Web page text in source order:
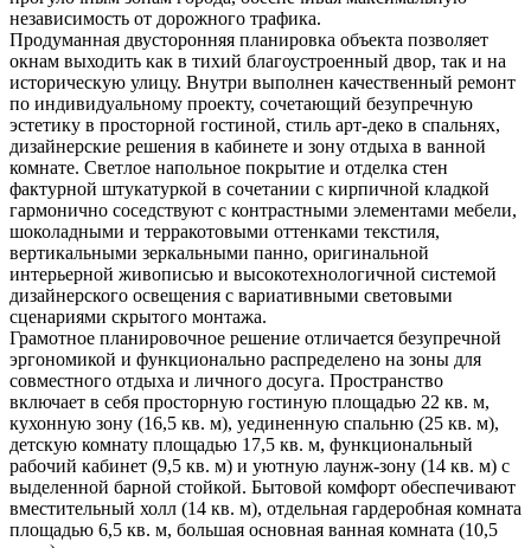
независимость от дорожного трафика.
Продуманная двусторонняя планировка объекта позволяет
окнам выходить как в тихий благоустроенный двор, так и на
историческую улицу. Внутри выполнен качественный ремонт
по индивидуальному проекту, сочетающий безупречную
эстетику в просторной гостиной, стиль арт-деко в спальнях,
дизайнерские решения в кабинете и зону отдыха в ванной
комнате. Светлое напольное покрытие и отделка стен
фактурной штукатуркой в сочетании с кирпичной кладкой
гармонично соседствуют с контрастными элементами мебели,
шоколадными и терракотовыми оттенками текстиля,
вертикальными зеркальными панно, оригинальной
интерьерной живописью и высокотехнологичной системой
дизайнерского освещения с вариативными световыми
сценариями скрытого монтажа.
Грамотное планировочное решение отличается безупречной
эргономикой и функционально распределено на зоны для
совместного отдыха и личного досуга. Пространство
включает в себя просторную гостиную площадью 22 кв. м,
кухонную зону (16,5 кв. м), уединенную спальню (25 кв. м),
детскую комнату площадью 17,5 кв. м, функциональный
рабочий кабинет (9,5 кв. м) и уютную лаунж-зону (14 кв. м) с
выделенной барной стойкой. Бытовой комфорт обеспечивают
вместительный холл (14 кв. м), отдельная гардеробная комната
площадью 6,5 кв. м, большая основная ванная комната (10,5